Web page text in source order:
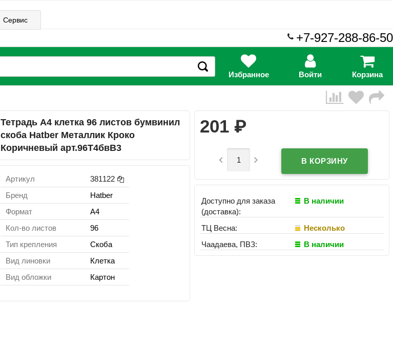
Сервис
+7-927-288-86-50
Избранное Войти Корзина
Тетрадь А4 клетка 96 листов бумвинил
скоба Hatber Металлик Кроко
Коричневый арт.96Т4бвВ3
Артикул
381122
Бренд
Hatber
Формат
A4
Кол-во листов
96
Тип крепления
Скоба
Вид линовки
Клетка
Вид обложки
Картон
201 ₽
 
Доступно для заказа
(доставка):
В наличии
ТЦ Весна:
Несколько
Чаадаева, ПВЗ:
В наличии